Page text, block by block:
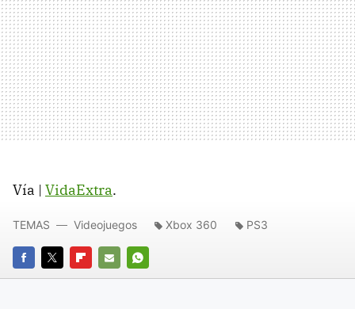
Vía | VidaExtra.
FACEBOOK
TWITTERFLIPBOARD
E-
WHATSAPP
TEMAS Videojuegos Xbox 360 PS3